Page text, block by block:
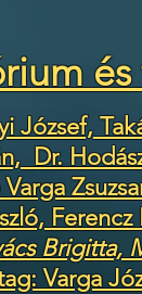
József,
Dr.
Varga
Brigitta,
Varga